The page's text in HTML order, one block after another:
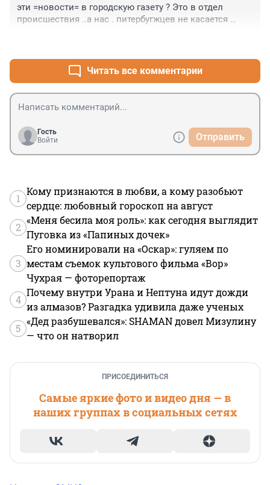
эти =новости= в городскую газету ? Это в отдел
происшествия ..а нас . питербугжцев не касается
Читать все комментарии
Гость
Войти
Отправить
1
Кому признаются в любви, а кому разобьют
сердце: любовный гороскоп на август
2
«Меня бесила моя роль»: как сегодня выглядит
Пуговка из «Папиных дочек»
3
Его номинировали на «Оскар»: гуляем по
местам съемок культового фильма «Вор»
Чухрая — фоторепортаж
4
Почему внутри Урана и Нептуна идут дожди
из алмазов? Разгадка удивила даже ученых
5
«Дед разбушевался»: SHAMAN довел Мизулину
— что он натворил
ПРИСОЕДИНИТЬСЯ
Самые яркие фото и видео дня — в
наших группах в социальных сетях